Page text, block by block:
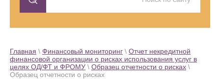
Главная \ Финансовый мониторинг \ Отчет некредитной
финансовой организации о рисках использования услуг в
целях ОД/ФТ и ФРОМУ \ Образец отчетности о рисках \
Образец отчетности о рисках